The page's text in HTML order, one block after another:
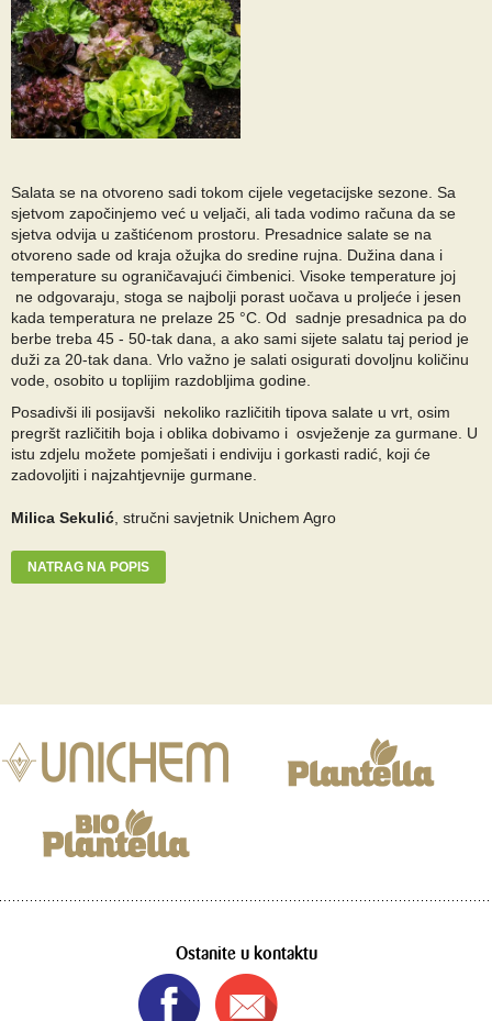
Salata se na otvoreno sadi tokom cijele vegetacijske sezone. Sa
sjetvom započinjemo već u veljači, ali tada vodimo računa da se
sjetva odvija u zaštićenom prostoru. Presadnice salate se na
otvoreno sade od kraja ožujka do sredine rujna. Dužina dana i
temperature su ograničavajući čimbenici. Visoke temperature joj
ne odgovaraju, stoga se najbolji porast uočava u proljeće i jesen
kada temperatura ne prelaze 25 °C. Od sadnje presadnica pa do
berbe treba 45 - 50-tak dana, a ako sami sijete salatu taj period je
duži za 20-tak dana. Vrlo važno je salati osigurati dovoljnu količinu
vode, osobito u toplijim razdobljima godine.
Posadivši ili posijavši nekoliko različitih tipova salate u vrt, osim
pregršt različitih boja i oblika dobivamo i osvježenje za gurmane. U
istu zdjelu možete pomješati i endiviju i gorkasti radić, koji će
zadovoljiti i najzahtjevnije gurmane.
Milica Sekulić, stručni savjetnik Unichem Agro
NATRAG NA POPIS
Ostanite u kontaktu